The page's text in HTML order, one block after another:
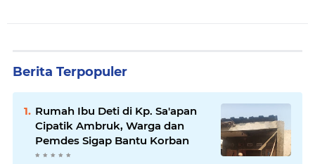
Berita Terpopuler
Rumah Ibu Deti di Kp. Sa'apan
Cipatik Ambruk, Warga dan
Pemdes Sigap Bantu Korban